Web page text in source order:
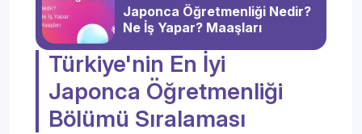
Japonca Öğretmenliği Nedir?
Ne İş Yapar? Maaşları
Türkiye'nin En İyi
Japonca Öğretmenliği
Bölümü Sıralaması